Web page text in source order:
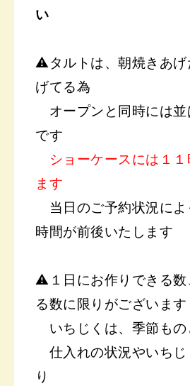
い
⚠️タルトは、朝焼きあげ
げてる為
オープンと同時には並
です
ショーケースには１
ます
当日のご予約状況によ
時間が前後いたします
⚠️１日にお作りできる数
る数に限りがございます
いちじくは、季節もの
仕入れの状況やいちじ
り